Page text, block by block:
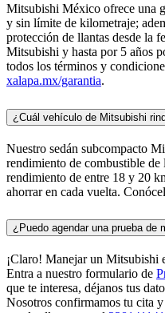
Mitsubishi México ofrece una
y sin límite de kilometraje;
protección de llantas desde la
Mitsubishi y hasta por 5 años
todos los términos y
xalapa.mx/garantia.
¿Cuál vehículo de Mitsubishi
Nuestro sedán subcompacto
rendimiento de combustible
rendimiento de entre 18 y 20
ahorrar en cada vuelta.
¿Puedo agendar una prueba de
¡Claro! Manejar un Mitsubishi
Entra a nuestro formulario de
que te interesa, déjanos tus
Nosotros confirmamos tu cita